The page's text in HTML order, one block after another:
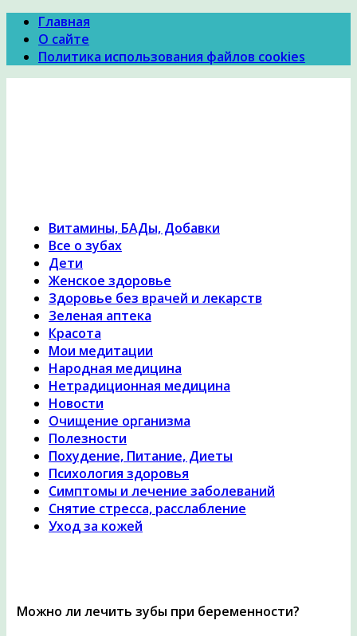
Главная
О сайте
Политика использования файлов cookies
Витамины, БАДы, Добавки
Все о зубах
Дети
Женское здоровье
Здоровье без врачей и лекарств
Зеленая аптека
Красота
Мои медитации
Народная медицина
Нетрадиционная медицина
Новости
Очищение организма
Полезности
Похудение, Питание, Диеты
Психология здоровья
Симптомы и лечение заболеваний
Снятие стресса, расслабление
Уход за кожей
Можно ли лечить зубы при беременности?